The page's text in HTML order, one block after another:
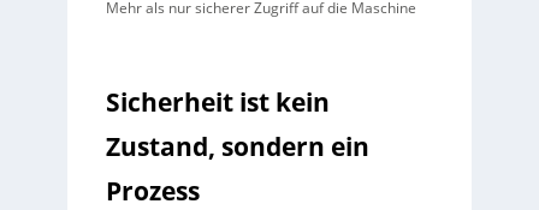
Mehr als nur sicherer Zugriff auf die Maschine
Sicherheit ist kein
Zustand, sondern ein
Prozess